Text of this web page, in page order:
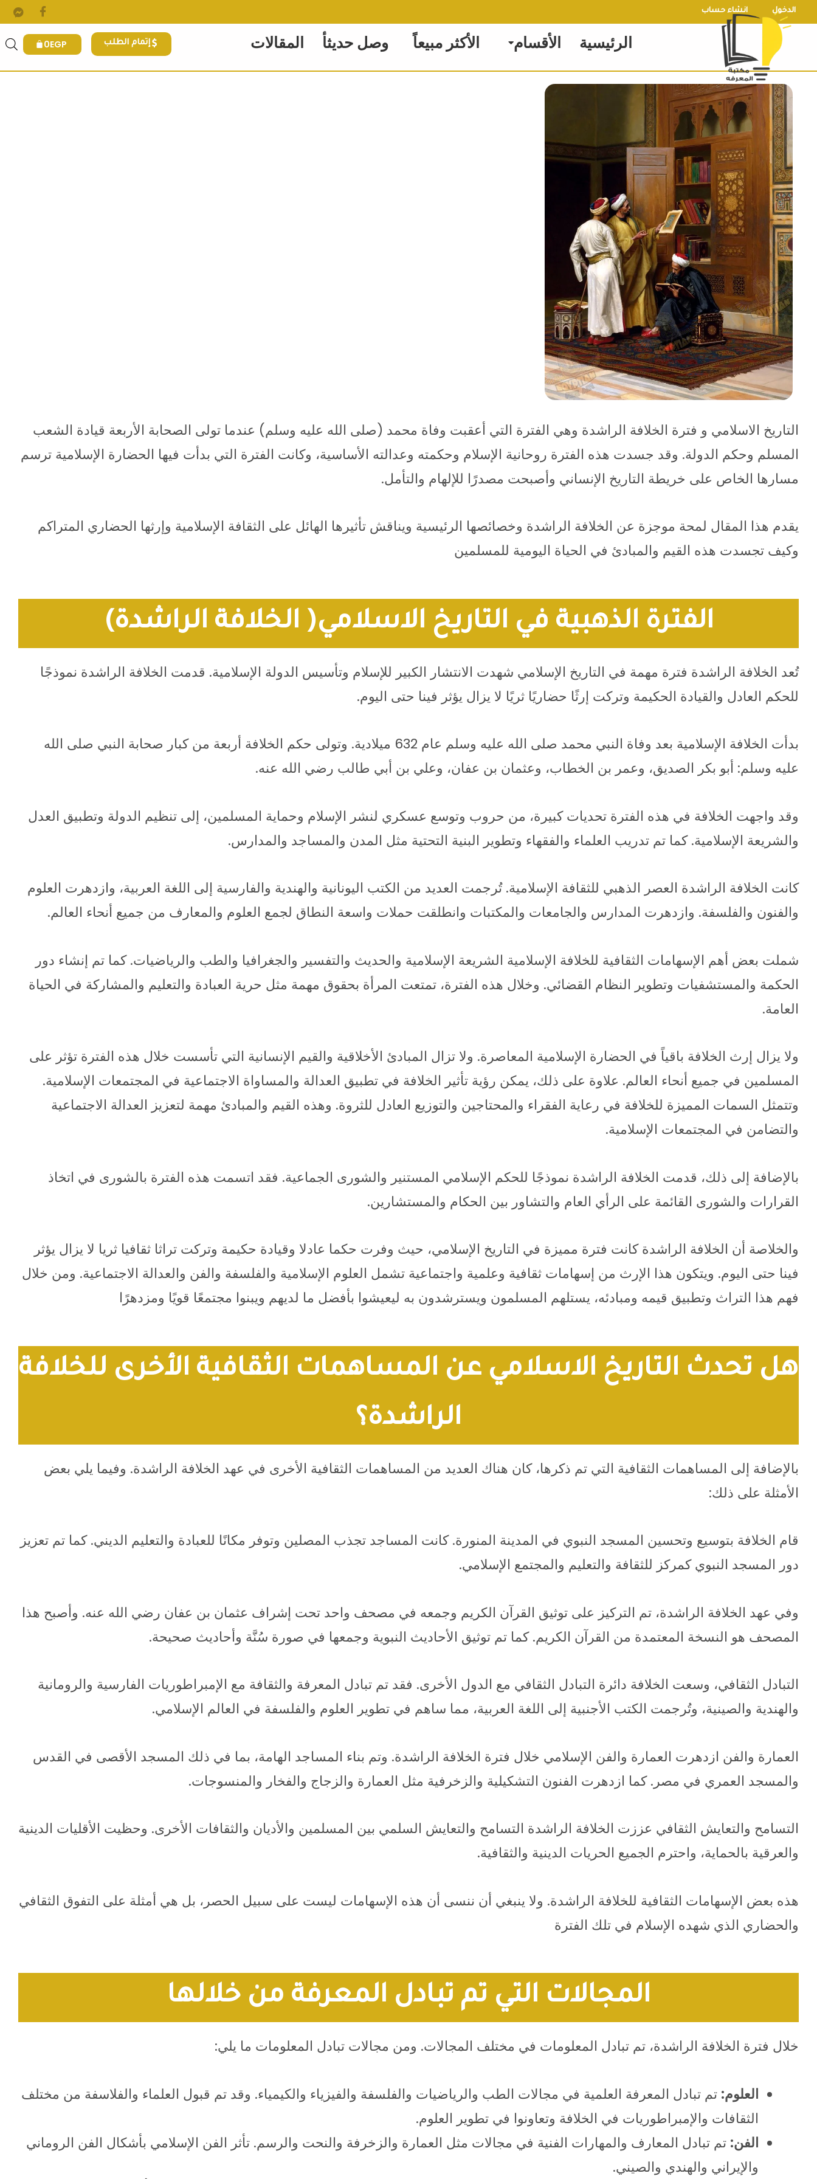
تخطي
إلى
الدخول انشاء حساب
الرئيسية الأقسام الأكثر مبيعاً وصل حديثأ المقالات إتمام الطلب 0EGP
التاريخ الاسلامي و فترة الخلافة الراشدة وهي الفترة التي أعقبت وفاة محمد (صلى الله عليه وسلم) عندما تولى الصحابة الأربعة قيادة الشعب
المسلم وحكم الدولة. وقد جسدت هذه الفترة روحانية الإسلام وحكمته وعدالته الأساسية، وكانت الفترة التي بدأت فيها الحضارة الإسلامية ترسم
مسارها الخاص على خريطة التاريخ الإنساني وأصبحت مصدرًا للإلهام والتأمل.
يقدم هذا المقال لمحة موجزة عن الخلافة الراشدة وخصائصها الرئيسية ويناقش تأثيرها الهائل على الثقافة الإسلامية وإرثها الحضاري المتراكم
وكيف تجسدت هذه القيم والمبادئ في الحياة اليومية للمسلمين
الفترة الذهبية في التاريخ الاسلامي( الخلافة الراشدة)
تُعد الخلافة الراشدة فترة مهمة في التاريخ الإسلامي شهدت الانتشار الكبير للإسلام وتأسيس الدولة الإسلامية. قدمت الخلافة الراشدة نموذجًا
للحكم العادل والقيادة الحكيمة وتركت إرثًا حضاريًا ثريًا لا يزال يؤثر فينا حتى اليوم.
بدأت الخلافة الإسلامية بعد وفاة النبي محمد صلى الله عليه وسلم عام 632 ميلادية. وتولى حكم الخلافة أربعة من كبار صحابة النبي صلى الله
عليه وسلم: أبو بكر الصديق، وعمر بن الخطاب، وعثمان بن عفان، وعلي بن أبي طالب رضي الله عنه.
وقد واجهت الخلافة في هذه الفترة تحديات كبيرة، من حروب وتوسع عسكري لنشر الإسلام وحماية المسلمين، إلى تنظيم الدولة وتطبيق العدل
والشريعة الإسلامية. كما تم تدريب العلماء والفقهاء وتطوير البنية التحتية مثل المدن والمساجد والمدارس.
كانت الخلافة الراشدة العصر الذهبي للثقافة الإسلامية. تُرجمت العديد من الكتب اليونانية والهندية والفارسية إلى اللغة العربية، وازدهرت العلوم
والفنون والفلسفة. وازدهرت المدارس والجامعات والمكتبات وانطلقت حملات واسعة النطاق لجمع العلوم والمعارف من جميع أنحاء العالم.
شملت بعض أهم الإسهامات الثقافية للخلافة الإسلامية الشريعة الإسلامية والحديث والتفسير والجغرافيا والطب والرياضيات. كما تم إنشاء دور
الحكمة والمستشفيات وتطوير النظام القضائي. وخلال هذه الفترة، تمتعت المرأة بحقوق مهمة مثل حرية العبادة والتعليم والمشاركة في الحياة
العامة.
ولا يزال إرث الخلافة باقياً في الحضارة الإسلامية المعاصرة. ولا تزال المبادئ الأخلاقية والقيم الإنسانية التي تأسست خلال هذه الفترة تؤثر على
المسلمين في جميع أنحاء العالم. علاوة على ذلك، يمكن رؤية تأثير الخلافة في تطبيق العدالة والمساواة الاجتماعية في المجتمعات الإسلامية.
وتتمثل السمات المميزة للخلافة في رعاية الفقراء والمحتاجين والتوزيع العادل للثروة. وهذه القيم والمبادئ مهمة لتعزيز العدالة الاجتماعية
والتضامن في المجتمعات الإسلامية.
بالإضافة إلى ذلك، قدمت الخلافة الراشدة نموذجًا للحكم الإسلامي المستنير والشورى الجماعية. فقد اتسمت هذه الفترة بالشورى في اتخاذ
القرارات والشورى القائمة على الرأي العام والتشاور بين الحكام والمستشارين.
والخلاصة أن الخلافة الراشدة كانت فترة مميزة في التاريخ الإسلامي، حيث وفرت حكما عادلا وقيادة حكيمة وتركت تراثا ثقافيا ثريا لا يزال يؤثر
فينا حتى اليوم. ويتكون هذا الإرث من إسهامات ثقافية وعلمية واجتماعية تشمل العلوم الإسلامية والفلسفة والفن والعدالة الاجتماعية. ومن خلال
فهم هذا التراث وتطبيق قيمه ومبادئه، يستلهم المسلمون ويسترشدون به ليعيشوا بأفضل ما لديهم ويبنوا مجتمعًا قويًا ومزدهرًا
هل تحدث التاريخ الاسلامي عن المساهمات الثقافية الأخرى للخلافة
الراشدة؟
بالإضافة إلى المساهمات الثقافية التي تم ذكرها، كان هناك العديد من المساهمات الثقافية الأخرى في عهد الخلافة الراشدة. وفيما يلي بعض
الأمثلة على ذلك:
قام الخلافة بتوسيع وتحسين المسجد النبوي في المدينة المنورة. كانت المساجد تجذب المصلين وتوفر مكانًا للعبادة والتعليم الديني. كما تم تعزيز
دور المسجد النبوي كمركز للثقافة والتعليم والمجتمع الإسلامي.
وفي عهد الخلافة الراشدة، تم التركيز على توثيق القرآن الكريم وجمعه في مصحف واحد تحت إشراف عثمان بن عفان رضي الله عنه. وأصبح هذا
المصحف هو النسخة المعتمدة من القرآن الكريم. كما تم توثيق الأحاديث النبوية وجمعها في صورة سُنَّة وأحاديث صحيحة.
التبادل الثقافي، وسعت الخلافة دائرة التبادل الثقافي مع الدول الأخرى. فقد تم تبادل المعرفة والثقافة مع الإمبراطوريات الفارسية والرومانية
والهندية والصينية، وتُرجمت الكتب الأجنبية إلى اللغة العربية، مما ساهم في تطوير العلوم والفلسفة في العالم الإسلامي.
العمارة والفن ازدهرت العمارة والفن الإسلامي خلال فترة الخلافة الراشدة. وتم بناء المساجد الهامة، بما في ذلك المسجد الأقصى في القدس
والمسجد العمري في مصر. كما ازدهرت الفنون التشكيلية والزخرفية مثل العمارة والزجاج والفخار والمنسوجات.
التسامح والتعايش الثقافي عززت الخلافة الراشدة التسامح والتعايش السلمي بين المسلمين والأديان والثقافات الأخرى. وحظيت الأقليات الدينية
والعرقية بالحماية، واحترم الجميع الحريات الدينية والثقافية.
هذه بعض الإسهامات الثقافية للخلافة الراشدة. ولا ينبغي أن ننسى أن هذه الإسهامات ليست على سبيل الحصر، بل هي أمثلة على التفوق الثقافي
والحضاري الذي شهده الإسلام في تلك الفترة
المجالات التي تم تبادل المعرفة من خلالها
خلال فترة الخلافة الراشدة، تم تبادل المعلومات في مختلف المجالات. ومن مجالات تبادل المعلومات ما يلي:
العلوم: تم تبادل المعرفة العلمية في مجالات الطب والرياضيات والفلسفة والفيزياء والكيمياء. وقد تم قبول العلماء والفلاسفة من مختلف
الثقافات والإمبراطوريات في الخلافة وتعاونوا في تطوير العلوم.
الفن: تم تبادل المعارف والمهارات الفنية في مجالات مثل العمارة والزخرفة والنحت والرسم. تأثر الفن الإسلامي بأشكال الفن الروماني
والإيراني والهندي والصيني.